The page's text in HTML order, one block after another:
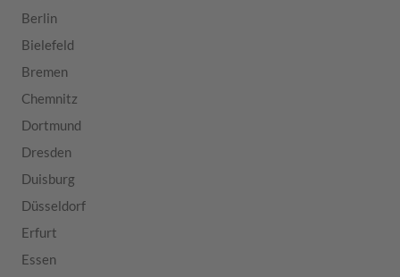
Berlin
Bielefeld
Bremen
Chemnitz
Dortmund
Dresden
Duisburg
Düsseldorf
Erfurt
Essen